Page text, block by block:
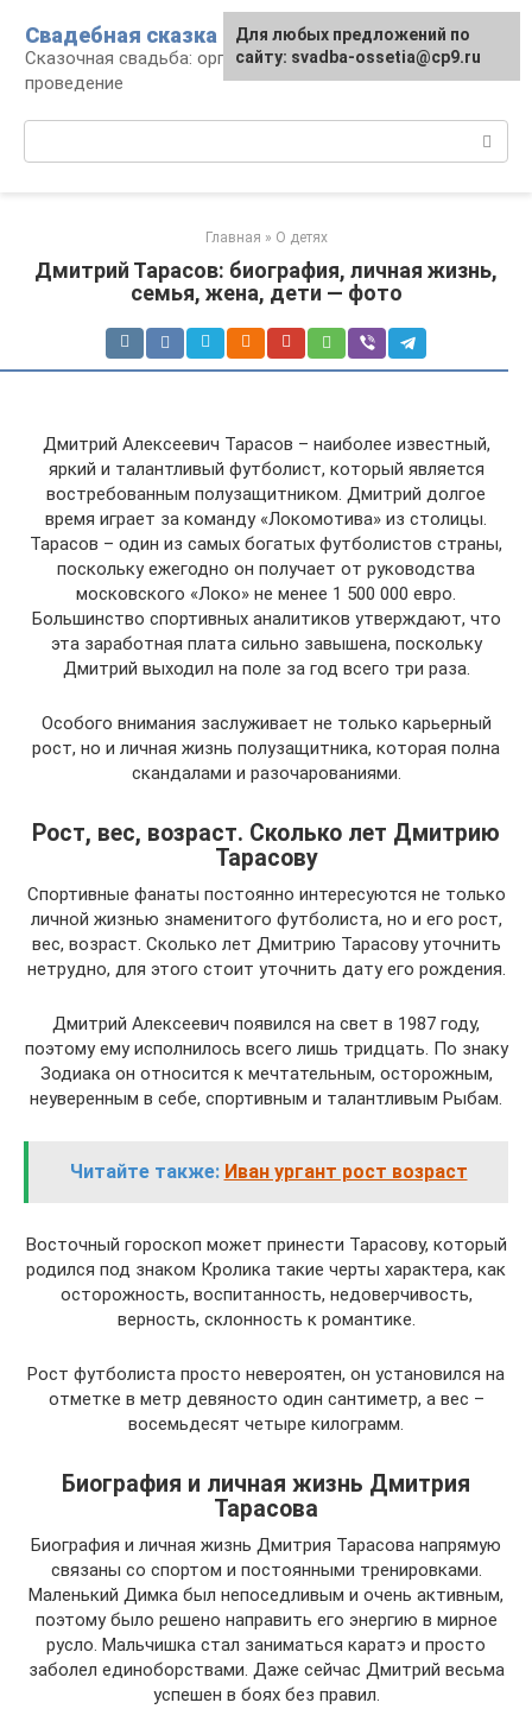
контенту
Свадебная сказка
Сказочная свадьба: организация и
проведение
Главная » О детях
Дмитрий Тарасов: биография, личная жизнь,
семья, жена, дети — фото
Дмитрий Алексеевич Тарасов – наиболее известный,
яркий и талантливый футболист, который является
востребованным полузащитником. Дмитрий долгое
время играет за команду «Локомотива» из столицы.
Тарасов – один из самых богатых футболистов страны,
поскольку ежегодно он получает от руководства
московского «Локо» не менее 1 500 000 евро.
Большинство спортивных аналитиков утверждают, что
эта заработная плата сильно завышена, поскольку
Дмитрий выходил на поле за год всего три раза.
Особого внимания заслуживает не только карьерный
рост, но и личная жизнь полузащитника, которая полна
скандалами и разочарованиями.
Рост, вес, возраст. Сколько лет Дмитрию
Тарасову
Спортивные фанаты постоянно интересуются не только
личной жизнью знаменитого футболиста, но и его рост,
вес, возраст. Сколько лет Дмитрию Тарасову уточнить
нетрудно, для этого стоит уточнить дату его рождения.
Дмитрий Алексеевич появился на свет в 1987 году,
поэтому ему исполнилось всего лишь тридцать. По знаку
Зодиака он относится к мечтательным, осторожным,
неуверенным в себе, спортивным и талантливым Рыбам.
Читайте также: Иван ургант рост возраст
Восточный гороскоп может принести Тарасову, который
родился под знаком Кролика такие черты характера, как
осторожность, воспитанность, недоверчивость,
верность, склонность к романтике.
Рост футболиста просто невероятен, он установился на
отметке в метр девяносто один сантиметр, а вес –
восемьдесят четыре килограмм.
Биография и личная жизнь Дмитрия
Тарасова
Биография и личная жизнь Дмитрия Тарасова напрямую
связаны со спортом и постоянными тренировками.
Маленький Димка был непоседливым и очень активным,
поэтому было решено направить его энергию в мирное
русло. Мальчишка стал заниматься каратэ и просто
заболел единоборствами. Даже сейчас Дмитрий весьма
успешен в боях без правил.
Для любых предложений по
сайту: svadba-ossetia@cp9.ru